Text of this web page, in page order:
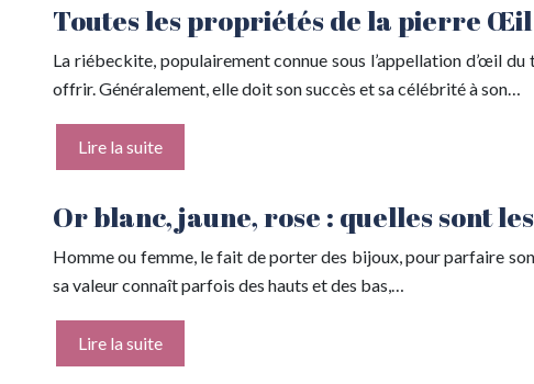
Toutes les propriétés de la pierre
La riébeckite, populairement connue sous l’appellation d’œil
offrir. Généralement, elle doit son succès et sa célébrité à son…
Lire la suite
Or blanc, jaune, rose : quelles sont
Homme ou femme, le fait de porter des bijoux, pour parfaire
sa valeur connaît parfois des hauts et des bas,…
Lire la suite